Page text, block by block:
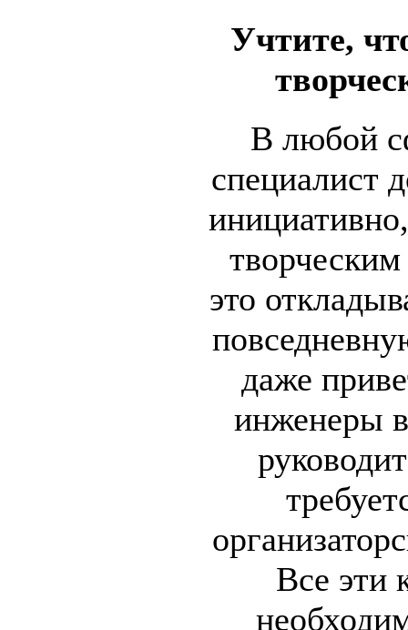
Учтите,
В любой
специалист
это
даже
инженеры
Все эти